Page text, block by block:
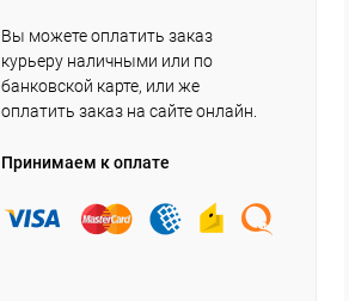
Вы можете оплатить заказ
курьеру наличными или по
банковской карте, или же
оплатить заказ на сайте онлайн.
Принимаем к оплате